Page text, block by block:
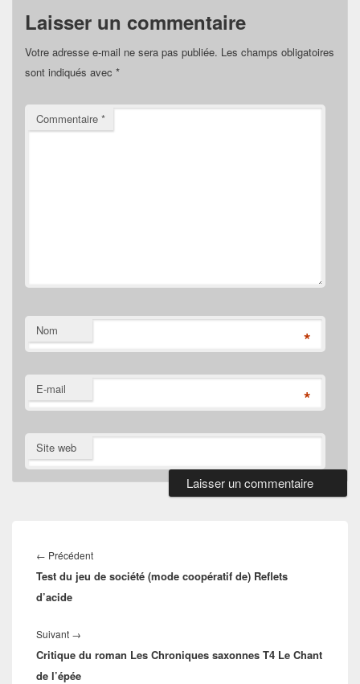
Laisser un commentaire
Votre adresse e-mail ne sera pas publiée. Les champs obligatoires
sont indiqués avec *
Commentaire *
Nom *
E-mail *
Site web
de
l’article
← PrécédentArticle
précédent :
Test du jeu de société (mode coopératif de) Reflets
d’acide
Suivant →
suivant :
Critique du roman Les Chroniques saxonnes T4 Le Chant
de l’épée